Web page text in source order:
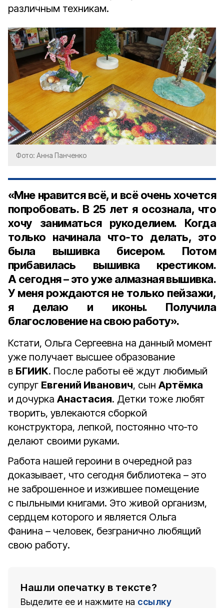
различным техникам.
Фото: Анна Панченко
«Мне нравится всё, и всё очень хочется
попробовать. В 25 лет я осознала, что
хочу заниматься рукоделием. Когда
только начинала что‑то делать, это
была вышивка бисером. Потом
прибавилась вышивка крестиком.
А сегодня – это уже алмазная вышивка.
У меня рождаются не только пейзажи,
я делаю и иконы. Получила
благословение на свою работу».
Кстати, Ольга Сергеевна на данный момент
уже получает высшее образование
в БГИИК. После работы её ждут любимый
супруг Евгений Иванович, сын Артёмка
и дочурка Анастасия. Детки тоже любят
творить, увлекаются сборкой
конструктора, лепкой, постоянно что‑то
делают своими руками.
Работа нашей героини в очередной раз
доказывает, что сегодня библиотека – это
не заброшенное и изжившее помещение
с пыльными книгами. Это живой организм,
сердцем которого и является Ольга
Фанина – человек, безгранично любящий
свою работу.
Нашли опечатку в тексте?
Выделите ее и нажмите на ссылку